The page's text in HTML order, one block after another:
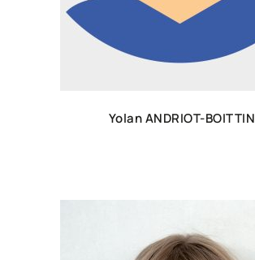
Yolan ANDRIOT-BOITTIN